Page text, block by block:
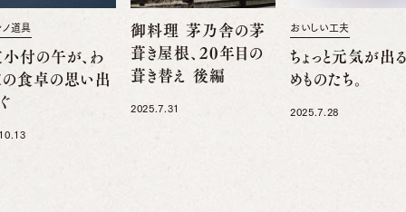
道具
付の午が、わ
食卓の思い出
御料理 茅乃舎の茅
葺き屋根、20年目の
葺き替え 後編
2025.7.31
おいしい工夫
ちょっと元気が出
めものたち。
2025.7.28